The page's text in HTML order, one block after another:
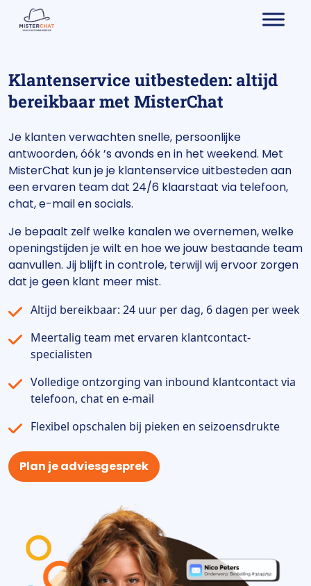
Klantenservice uitbesteden: altijd
bereikbaar met MisterChat
Je klanten verwachten snelle, persoonlijke
antwoorden, óók ’s avonds en in het weekend. Met
MisterChat kun je je klantenservice uitbesteden aan
een ervaren team dat 24/6 klaarstaat via telefoon,
chat, e-mail en socials.
Je bepaalt zelf welke kanalen we overnemen, welke
openingstijden je wilt en hoe we jouw bestaande team
aanvullen. Jij blijft in controle, terwijl wij ervoor zorgen
dat je geen klant meer mist.
Altijd bereikbaar: 24 uur per dag, 6 dagen per week
Meertalig team met ervaren klantcontact-
specialisten
Volledige ontzorging van inbound klantcontact via
telefoon, chat en e-mail
Flexibel opschalen bij pieken en seizoensdrukte
Plan je adviesgesprek